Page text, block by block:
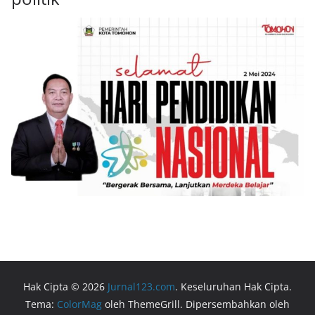
Hak Cipta © 2026 Jurnal123.com. Keseluruhan Hak Cipta.
Tema: ColorMag oleh ThemeGrill. Dipersembahkan oleh